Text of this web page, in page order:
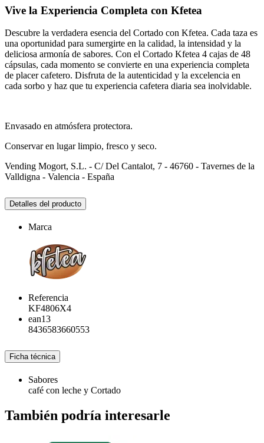
Vive la Experiencia Completa con Kfetea
Descubre la verdadera esencia del Cortado con Kfetea. Cada taza es
una oportunidad para sumergirte en la calidad, la intensidad y la
deliciosa armonía de sabores. Con el Cortado Kfetea 4 cajas de 48
cápsulas, cada momento se convierte en una experiencia completa
de placer cafetero. Disfruta de la autenticidad y la excelencia en
cada sorbo y haz que tu experiencia cafetera diaria sea inolvidable.
Envasado en atmósfera protectora.
Conservar en lugar limpio, fresco y seco.
Vending Mogort, S.L. - C/ Del Cantalot, 7 - 46760 - Tavernes de la
Valldigna - Valencia - España
Detalles del producto
Marca
Referencia
KF4806X4
ean13
8436583660553
Ficha técnica
Sabores
café con leche y Cortado
También podría interesarle